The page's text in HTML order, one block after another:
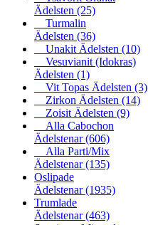
Ädelsten (25)
Turmalin
Ädelsten (36)
Unakit Ädelsten (10)
Vesuvianit (Idokras)
Ädelsten (1)
Vit Topas Ädelsten (3)
Zirkon Ädelsten (14)
Zoisit Ädelsten (9)
Alla Cabochon
Ädelstenar(606)
Alla Parti/Mix
Ädelstenar(135)
Oslipade
Ädelstenar(1935)
Trumlade
Ädelstenar(463)